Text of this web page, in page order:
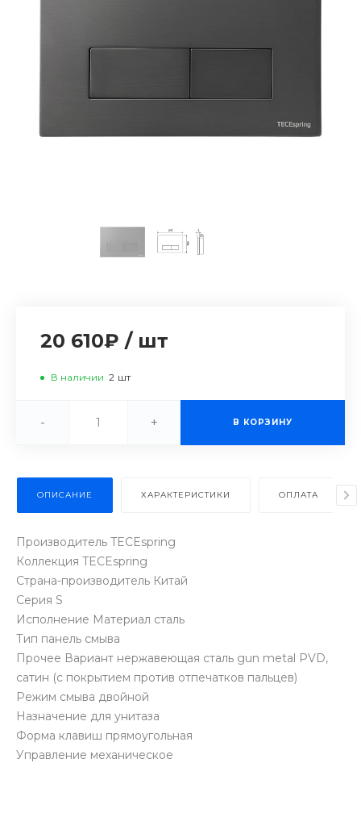
20 610₽ / шт
В наличии 2 шт
- + В КОРЗИНУ
ОПИСАНИЕ ХАРАКТЕРИСТИКИ ОПЛАТА
Производитель TECEspring
Коллекция TECEspring
Страна-производитель Китай
Серия S
Исполнение Материал сталь
Тип панель смыва
Прочее Вариант нержавеющая сталь gun metal PVD,
сатин (с покрытием против отпечатков пальцев)
Режим смыва двойной
Назначение для унитаза
Форма клавиш прямоугольная
Управление механическое